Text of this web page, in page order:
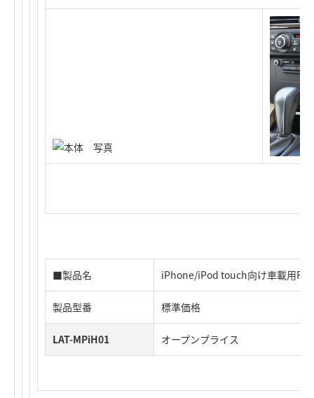
■製品名 iPhone/iPod touch向け車載用FM
製品型番 標準価格
LAT-MPiH01 オープンプライス